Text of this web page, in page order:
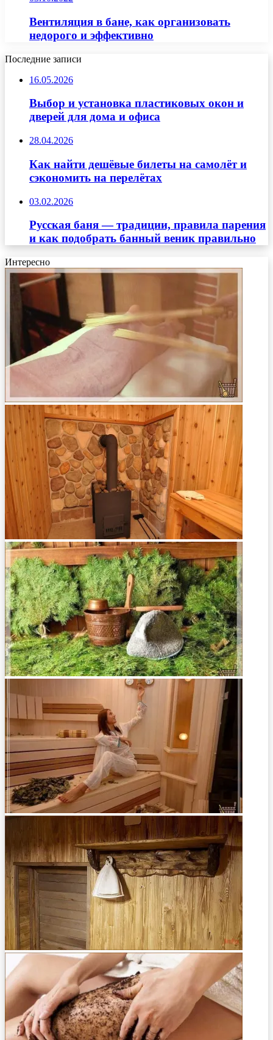
Вентиляция в бане, как организовать
недорого и эффективно
Последние записи
16.05.2026
Выбор и установка пластиковых окон и
дверей для дома и офиса
28.04.2026
Как найти дешёвые билеты на самолёт и
сэкономить на перелётах
03.02.2026
Русская баня — традиции, правила парения
и как подобрать банный веник правильно
Интересно